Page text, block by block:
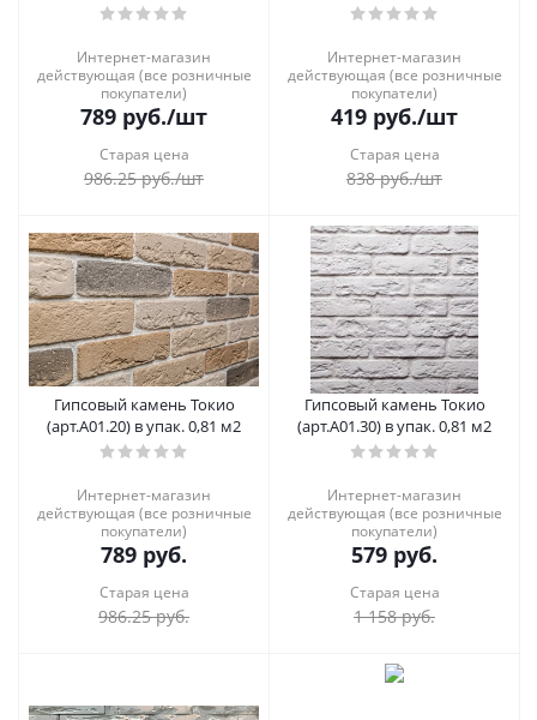
Интернет-магазин
действующая (все розничные
покупатели)
789 руб./шт
Старая цена
986.25руб./шт
Интернет-магазин
действующая (все розничные
покупатели)
419 руб./шт
Старая цена
838руб./шт
Гипсовый камень Токио
(арт.А01.20) в упак. 0,81 м2
Интернет-магазин
действующая (все розничные
покупатели)
789 руб.
Старая цена
986.25руб.
Гипсовый камень Токио
(арт.А01.30) в упак. 0,81 м2
Интернет-магазин
действующая (все розничные
покупатели)
579 руб.
Старая цена
1 158руб.